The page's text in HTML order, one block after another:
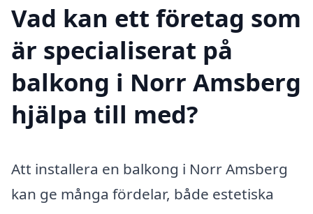
Vad kan ett företag som
är specialiserat på
balkong i Norr Amsberg
hjälpa till med?
Att installera en balkong i Norr Amsberg
kan ge många fördelar, både estetiska